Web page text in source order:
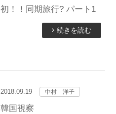
初！！同期旅行? パート1
続きを読む
2018.09.19 中村 洋子
韓国視察